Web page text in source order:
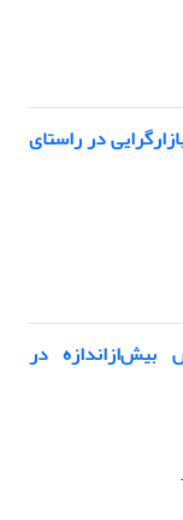
در راستای
بیش‌ازاندازه در